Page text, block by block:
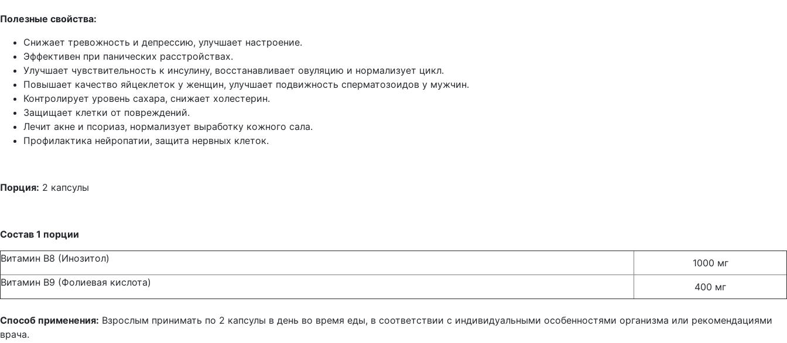
Полезные свойства:
Снижает тревожность и депрессию, улучшает настроение.
Эффективен при панических расстройствах.
Улучшает чувствительность к инсулину, восстанавливает овуляцию и нормализует цикл.
Повышает качество яйцеклеток у женщин, улучшает подвижность сперматозоидов у мужчин.
Контролирует уровень сахара, снижает холестерин.
Защищает клетки от повреждений.
Лечит акне и псориаз, нормализует выработку кожного сала.
Профилактика нейропатии, защита нервных клеток.
Порция: 2 капсулы
Состав 1 порции
Витамин B8 (Инозитол)
1000 мг
Витамин B9 (Фолиевая кислота)
400 мг
Способ применения: Взрослым принимать по 2 капсулы в день во время еды, в соответствии с индивидуальными особенностями организма или рекомендациями
врача.